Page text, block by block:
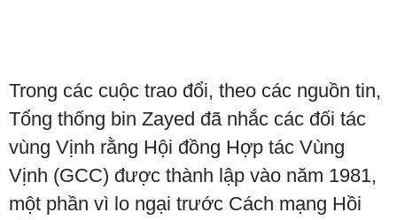
Trong các cuộc trao đổi, theo các nguồn tin,
Tổng thống bin Zayed đã nhắc các đối tác
vùng Vịnh rằng Hội đồng Hợp tác Vùng
Vịnh (GCC) được thành lập vào năm 1981,
một phần vì lo ngại trước Cách mạng Hồi